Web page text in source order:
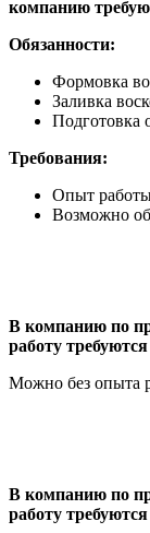
компанию
Обязанности:
Формовка
Заливка
Подготовка
Требования:
Опыт работы
Возможно
В компанию по
работу
Можно без опыта
В компанию по
работу